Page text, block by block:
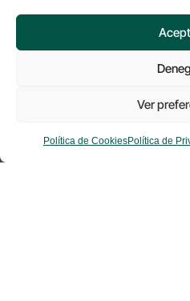
Ver
Política de CookiesPolítica de